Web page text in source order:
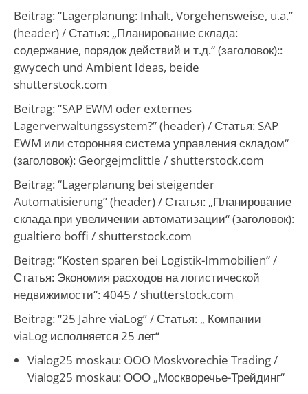
Beitrag: “Lagerplanung: Inhalt, Vorgehensweise, u.a.”
(header) / Статья: „Планирование склада:
содержание, порядок действий и т.д.“ (заголовок)::
gwycech und Ambient Ideas, beide
shutterstock.com
Beitrag: “SAP EWM oder externes
Lagerverwaltungssystem?” (header) / Статья: SAP
EWM или сторонняя система управления складом“
(заголовок): Georgejmclittle / shutterstock.com
Beitrag: “Lagerplanung bei steigender
Automatisierung” (header) / Статья: „Планирование
склада при увеличении автоматизации“ (заголовок):
gualtiero boffi / shutterstock.com
Beitrag: “Kosten sparen bei Logistik-Immobilien” /
Статья: Экономия расходов на логистической
недвижимости“: 4045 / shutterstock.com
Beitrag: “25 Jahre viaLog” / Статья: „ Компании
viaLog исполняется 25 лет“
Vialog25 moskau: OOO Moskvorechie Trading /
Vialog25 moskau: ООО „Москворечье-Трейдинг“